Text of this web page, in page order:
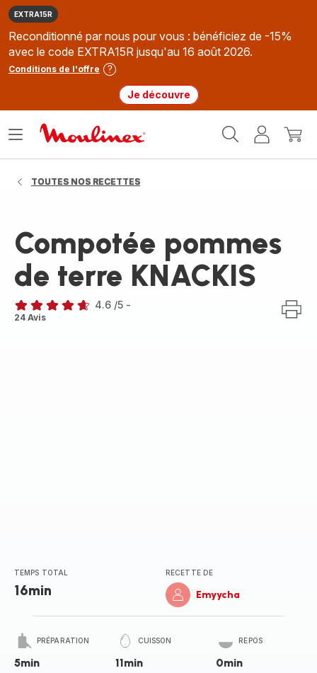
EXTRA15R
Reconditionné par nous pour vous : bénéficiez de -15%
avec le code EXTRA15R jusqu'au 16 août 2026.
Conditions de l'offre
Je découvre
MonMon
Ouvrir
TOUTES NOS RECETTES
Compotée pommes
de terre KNACKIS
ratings.4.6
4.6 /5 -
24 Avis
TEMPS TOTAL
16min
RECETTE DE
Emyycha
PRÉPARATION
5min
CUISSON
11min
REPOS
0min